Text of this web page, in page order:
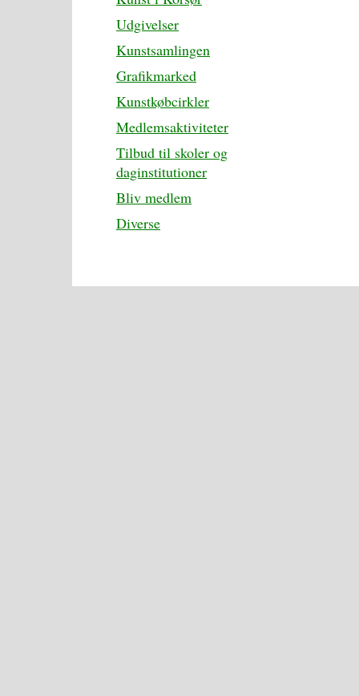
Udgivelser
Kunstsamlingen
Grafikmarked
Kunstkøbcirkler
Medlemsaktiviteter
Tilbud til skoler og
daginstitutioner
Bliv medlem
Diverse